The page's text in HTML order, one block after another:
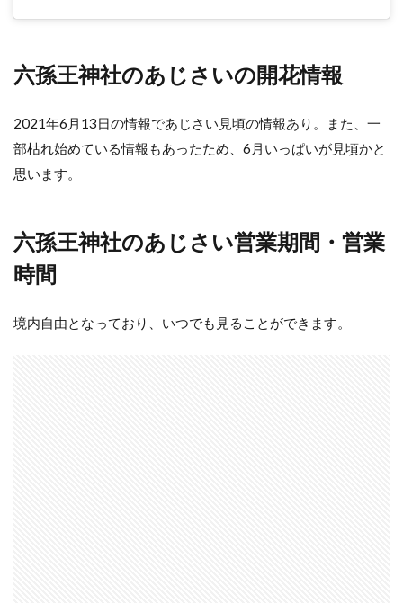
六孫王神社のあじさいの開花情報
2021年6月13日の情報であじさい見頃の情報あり。また、一
部枯れ始めている情報もあったため、6月いっぱいが見頃かと
思います。
六孫王神社のあじさい営業期間・営業
時間
境内自由となっており、いつでも見ることができます。